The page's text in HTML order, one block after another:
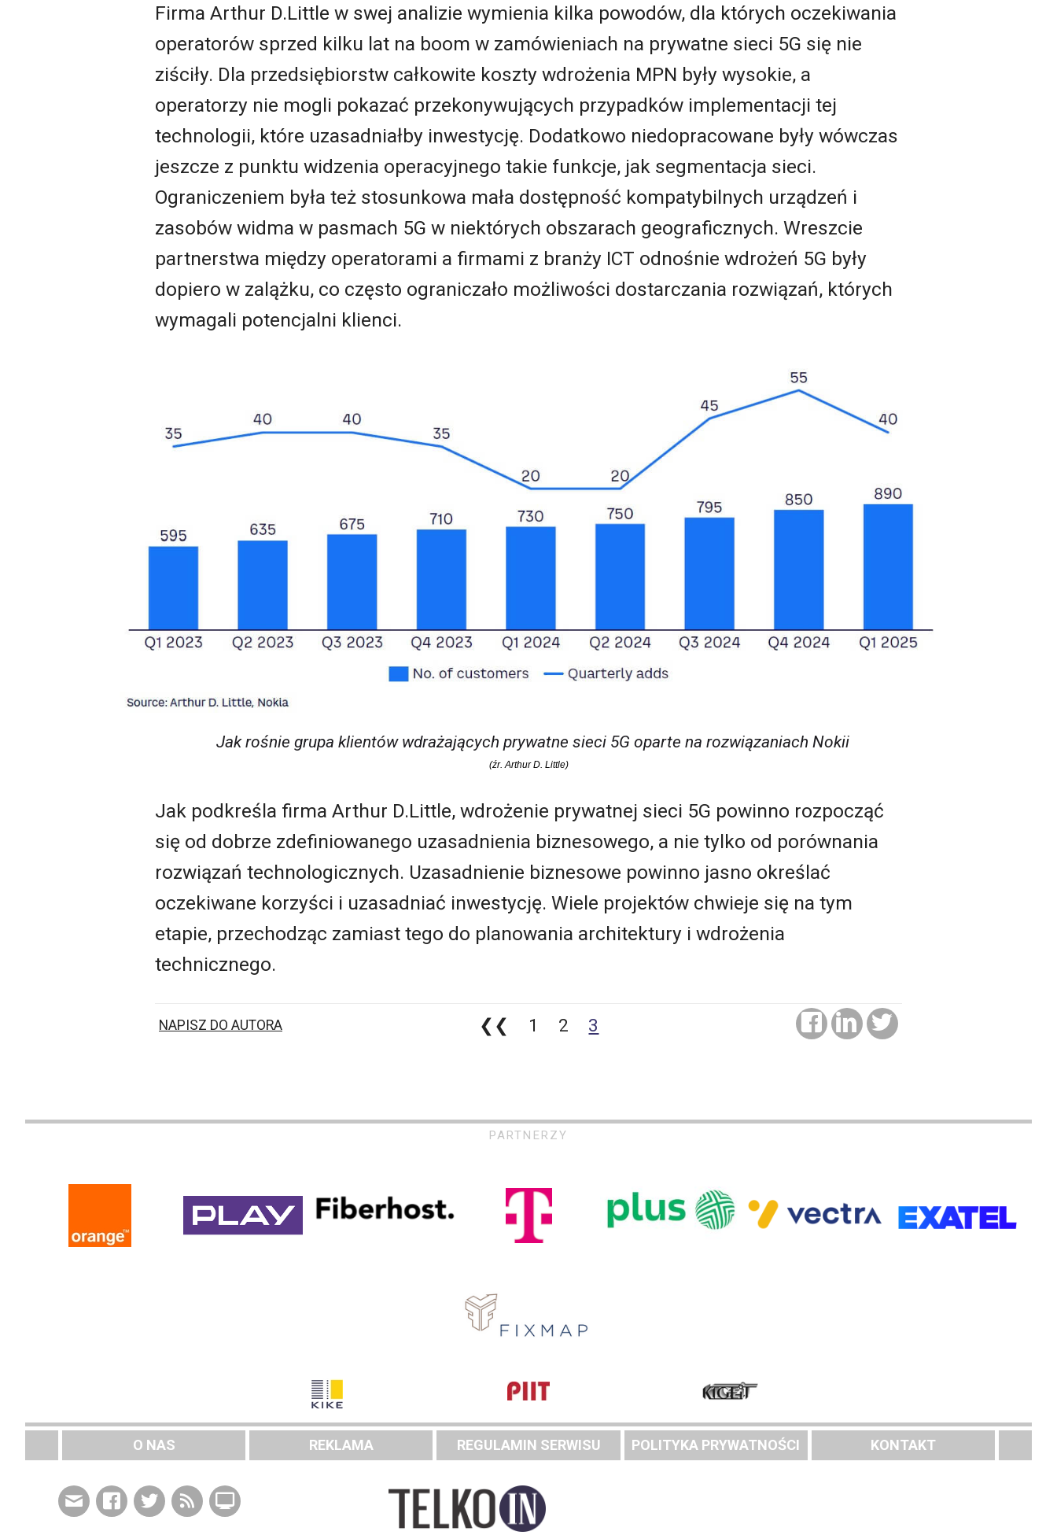
Firma Arthur D.Little w swej analizie wymienia kilka powodów, dla których oczekiwania
operatorów sprzed kilku lat na boom w zamówieniach na prywatne sieci 5G się nie
ziściły. Dla przedsiębiorstw całkowite koszty wdrożenia MPN były wysokie, a
operatorzy nie mogli pokazać przekonywujących przypadków implementacji tej
technologii, które uzasadniałby inwestycję. Dodatkowo niedopracowane były wówczas
jeszcze z punktu widzenia operacyjnego takie funkcje, jak segmentacja sieci.
Ograniczeniem była też stosunkowa mała dostępność kompatybilnych urządzeń i
zasobów widma w pasmach 5G w niektórych obszarach geograficznych. Wreszcie
partnerstwa między operatorami a firmami z branży ICT odnośnie wdrożeń 5G były
dopiero w zalążku, co często ograniczało możliwości dostarczania rozwiązań, których
wymagali potencjalni klienci.
Jak rośnie grupa klientów wdrażających prywatne sieci 5G oparte na rozwiązaniach Nokii
(źr. Arthur D. Little)
Jak podkreśla firma Arthur D.Little, wdrożenie prywatnej sieci 5G powinno rozpocząć
się od dobrze zdefiniowanego uzasadnienia biznesowego, a nie tylko od porównania
rozwiązań technologicznych. Uzasadnienie biznesowe powinno jasno określać
oczekiwane korzyści i uzasadniać inwestycję. Wiele projektów chwieje się na tym
etapie, przechodząc zamiast tego do planowania architektury i wdrożenia
technicznego.
NAPISZ DO AUTORA ❮❮ 1 2 3
PARTNERZY
O NAS REKLAMA REGULAMIN SERWISU POLITYKA PRYWATNOŚCI KONTAKT